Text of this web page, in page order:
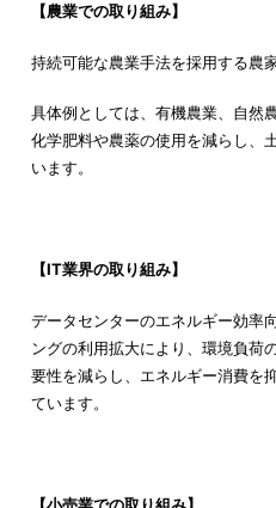
【農業での取り組み】
持続可能な農業手法を採用する農
具体例としては、有機農業、自然
化学肥料や農薬の使用を減らし、
います。
【IT業界の取り組み】
データセンターのエネルギー効率
ングの利用拡大により、環境負荷
要性を減らし、エネルギー消費を
ています。
【小売業での取り組み】